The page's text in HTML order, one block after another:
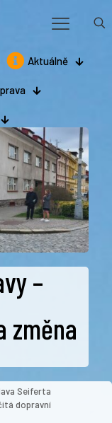
Aktuálně
–
změna
Seiferta
dopravní